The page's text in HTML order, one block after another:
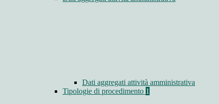
Dati aggregati attività amministrativa
Tipologie di procedimento 1